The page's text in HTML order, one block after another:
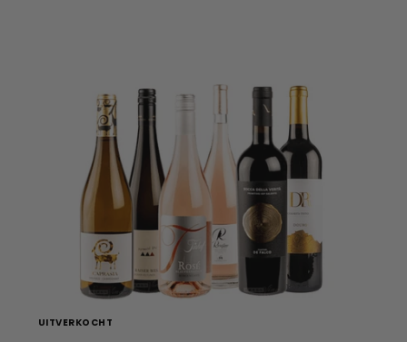
UITVERKOCHT